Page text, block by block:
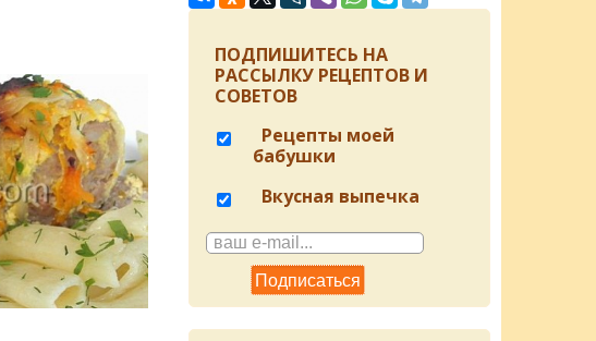
ПОДПИШИТЕСЬ НА
РАССЫЛКУ РЕЦЕПТОВ И
СОВЕТОВ
Рецепты моей
бабушки
Вкусная выпечка